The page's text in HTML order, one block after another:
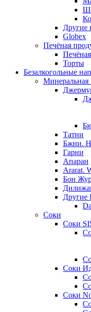
Другие
Globex
Печёная
Торты
Безалкогольные
Минеральная
Татни
Бжни.
Гарни
Апаран
Ararat.
Бон
Другие
Соки
Соки
Соки
Соки